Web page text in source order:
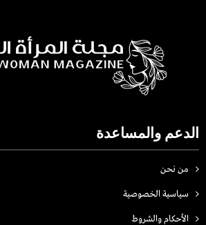
الدعم والمساعدة
من نحن
سياسية الخصوصية
الأحكام والشروط